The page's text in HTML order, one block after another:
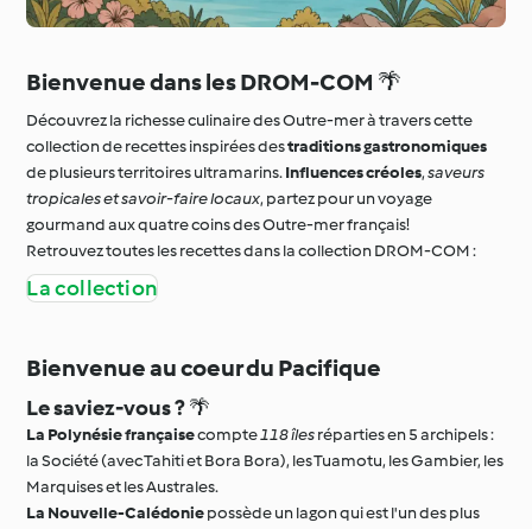
Bienvenue dans les DROM-COM 🌴
Découvrez la richesse culinaire des Outre-mer à travers cette
collection de recettes inspirées destraditions gastronomiques
de plusieurs territoires ultramarins.Influences créoles,saveurs
tropicales et savoir-faire locaux, partez pour un voyage
gourmand aux quatre coins des Outre-mer français!
Retrouvez toutes les recettes dans la collection DROM-COM :
La collection
Bienvenue au coeur du Pacifique
Le saviez-vous ?🌴
La Polynésie françaisecompte118 îlesréparties en 5 archipels :
la Société (avec Tahiti et Bora Bora), les Tuamotu, les Gambier, les
Marquises et les Australes.
La Nouvelle-Calédoniepossède un lagon qui est l'un des plus